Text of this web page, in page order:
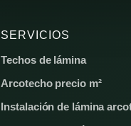
SERVICIOS
Techos de lámina
Arcotecho precio m²
Instalación de lámina